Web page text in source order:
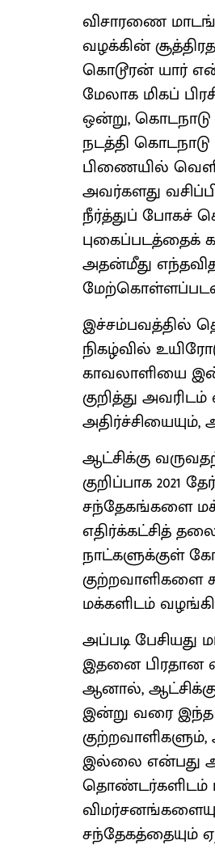
விசாரணை
வழக்கின்
கொடூரன் யார்
மேலாக மிகப்
ஒன்று,
நடத்தி
பிணையில்
அவர்களது
நீர்த்துப் போகச்
புகைப்படத்தைக்
அதன்மீது
இச்சம்பவத்தில்
நிகழ்வில்
காவலாளியை
குறித்து
அதிர்ச்சியையும்,
ஆட்சிக்கு
குறிப்பாக 2021
சந்தேகங்களை
எதிர்க்கட்சித்
நாட்களுக்குள்
குற்றவாளிகளை
மக்களிடம்
அப்படி
இதனை பிரதான
ஆனால்,
இன்று வரை இந்த
இல்லை என்பது
தொண்டர்களிடம்
சந்தேகத்தையும்